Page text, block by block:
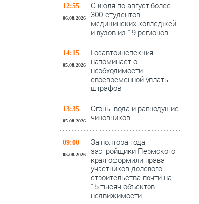
12:55
06.08.2026
С июля по август более
300 студентов
медицинских колледжей
и вузов из 19 регионов
14:15
05.08.2026
Госавтоинспекция
напоминает о
необходимости
своевременной уплаты
штрафов
13:35
05.08.2026
Огонь, вода и равнодушие
чиновников
09:00
05.08.2026
За полтора года
застройщики Пермского
края оформили права
участников долевого
строительства почти на
15 тысяч объектов
недвижимости